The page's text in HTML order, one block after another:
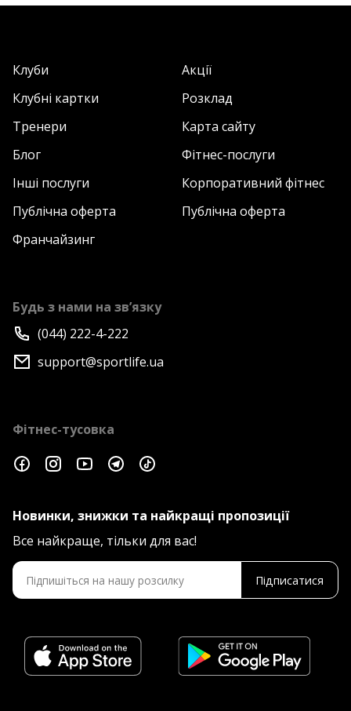
Клуби
Акції
Клубні картки
Розклад
Тренери
Карта сайту
Блог
Фітнес-послуги
Інші послуги
Корпоративний фітнес
Публічна оферта
Публічна оферта
Франчайзинг
Будь з нами на зв’язку
(044) 222-4-222
support@sportlife.ua
Фітнес-тусовка
Новинки, знижки та найкращі пропозиції
Все найкраще, тільки для вас!
Підписатися